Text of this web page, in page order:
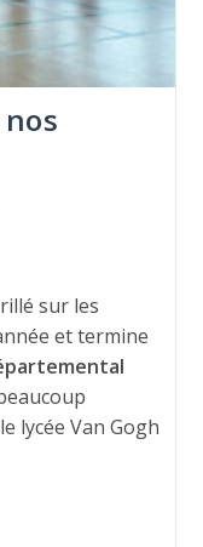
sur les
et termine
lycée Van Gogh